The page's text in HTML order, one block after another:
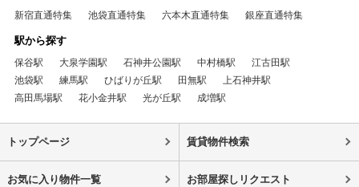
新宿直通特集 池袋直通特集 六本木直通特集 銀座直通特集
駅から探す
保谷駅 大泉学園駅 石神井公園駅 中村橋駅
江古田駅
池袋駅
練馬駅 ひばりが丘駅 田無駅
上石神井駅
高田馬場駅
花小金井駅 光が丘駅 成増駅
トップページ 賃貸物件検索
お気に入り物件一覧 お部屋探しリクエスト